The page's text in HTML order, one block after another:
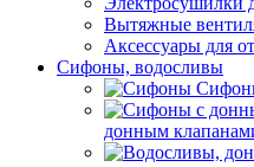
Вытяжные
Аксессуары для
Сифоны, водосливы
донным